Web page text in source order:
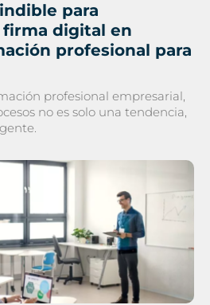
para
digital en
profesional para
profesional empresarial,
no es solo una tendencia,